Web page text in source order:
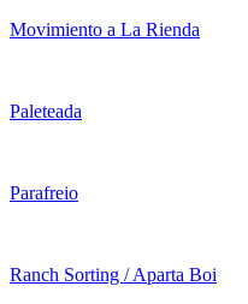
Movimiento a La Rienda
Paleteada
Parafreio
Ranch Sorting / Aparta Boi